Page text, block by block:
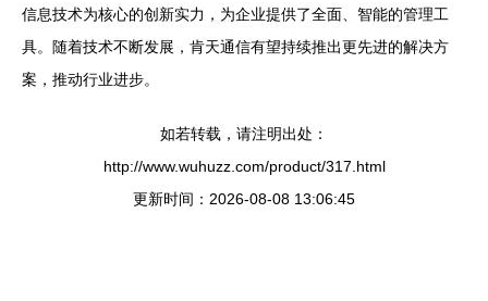
信息技术为核心的创新实力，为企业提供了全面、智能的管理工
具。随着技术不断发展，肯天通信有望持续推出更先进的解决方
案，推动行业进步。
如若转载，请注明出处：
http://www.wuhuzz.com/product/317.html
更新时间：2026-08-08 13:06:45